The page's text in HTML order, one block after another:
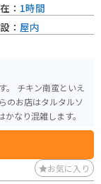
。 チキン南蛮といえ
のお店はタルタルソ
なり混雑します。
： 1時間
： 屋内
お気に入り